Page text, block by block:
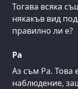
Тогава всяка
някакъв вид
правилно ли е?
Ра
Аз съм Ра. Това
наблюдение,